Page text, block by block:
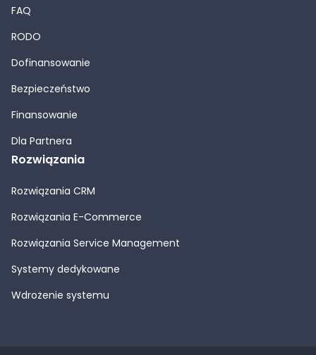
FAQ
RODO
Dofinansowanie
Bezpieczeństwo
Finansowanie
Dla Partnera
Rozwiązania
Rozwiązania CRM
Rozwiązania E-Commerce
Rozwiązania Service Management
Systemy dedykowane
Wdrożenie systemu